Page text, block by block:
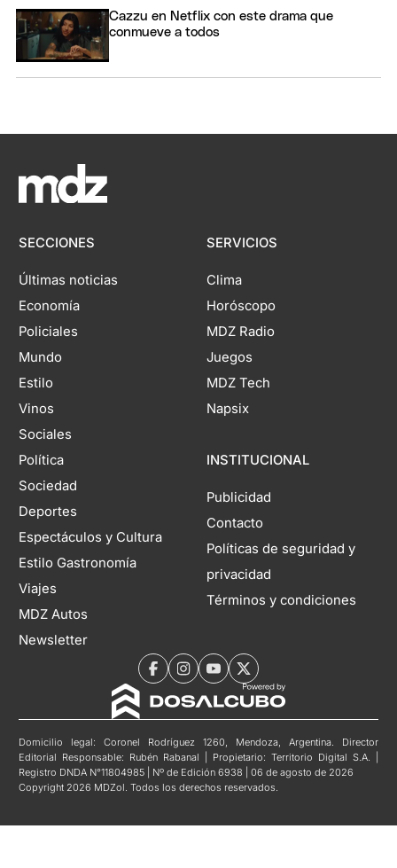
Cazzu en Netflix con este drama que
conmueve a todos
SECCIONES
Últimas noticias
Economía
Policiales
Mundo
Estilo
Vinos
Sociales
Política
Sociedad
Deportes
Espectáculos y Cultura
Estilo Gastronomía
Viajes
MDZ Autos
Newsletter
SERVICIOS
Clima
Horóscopo
MDZ Radio
Juegos
MDZ Tech
Napsix
INSTITUCIONAL
Publicidad
Contacto
Políticas de seguridad y
privacidad
Términos y condiciones
Domicilio legal: Coronel Rodríguez 1260, Mendoza, Argentina. Director
Editorial Responsable: Rubén Rabanal | Propietario: Territorio Digital S.A. |
Registro DNDA N°11804985 | Nº de Edición 6938 | 06 de agosto de 2026
Copyright 2026 MDZol. Todos los derechos reservados.